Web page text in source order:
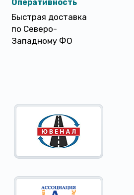
Оперативность
Быстрая доставка
по Северо-
Западному ФО